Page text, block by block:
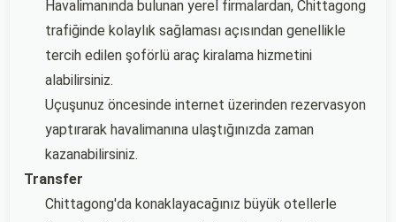
Havalimanında bulunan yerel firmalardan, Chittagong
trafiğinde kolaylık sağlaması açısından genellikle
tercih edilen şoförlü araç kiralama hizmetini
alabilirsiniz.
Uçuşunuz öncesinde internet üzerinden rezervasyon
yaptırarak havalimanına ulaştığınızda zaman
kazanabilirsiniz.
Transfer
Chittagong'da konaklayacağınız büyük otellerle